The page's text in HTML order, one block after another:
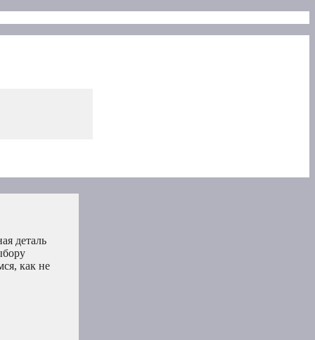
деталь
как не